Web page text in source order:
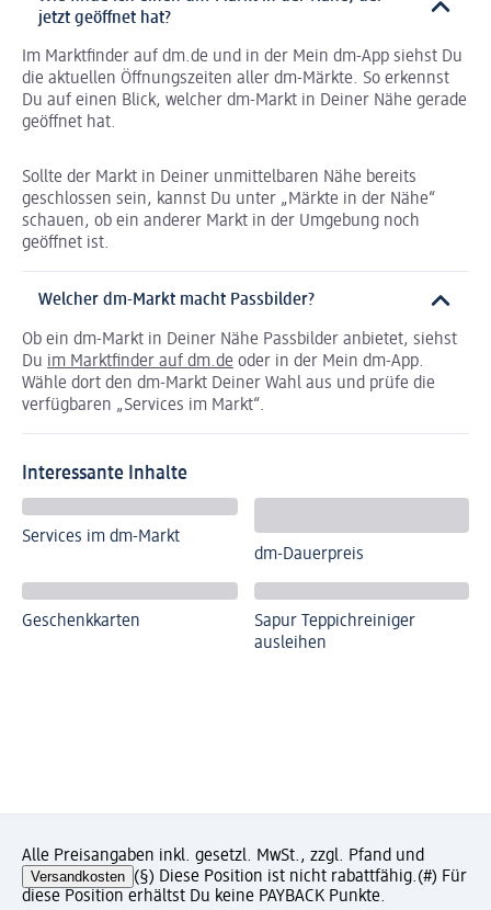
jetzt geöffnet hat?
Im Marktfinder auf dm.de und in der Mein dm-App siehst Du
die aktuellen Öffnungszeiten aller dm-Märkte. So erkennst
Du auf einen Blick, welcher dm-Markt in Deiner Nähe gerade
geöffnet hat.
Sollte der Markt in Deiner unmittelbaren Nähe bereits
geschlossen sein, kannst Du unter „Märkte in der Nähe“
schauen, ob ein anderer Markt in der Umgebung noch
geöffnet ist.
Welcher dm-Markt macht Passbilder?
Ob ein dm-Markt in Deiner Nähe Passbilder anbietet, siehst
Du im Marktfinder auf dm.de oder in der Mein dm-App.
Wähle dort den dm-Markt Deiner Wahl aus und prüfe die
verfügbaren „Services im Markt“.
Interessante Inhalte
Services im dm-Markt
dm-Dauerpreis
Geschenkkarten
Sapur Teppichreiniger
ausleihen
Alle Preisangaben inkl. gesetzl. MwSt., zzgl. Pfand und
Versandkosten (§) Diese Position ist nicht rabattfähig.(#) Für
diese Position erhältst Du keine PAYBACK Punkte.